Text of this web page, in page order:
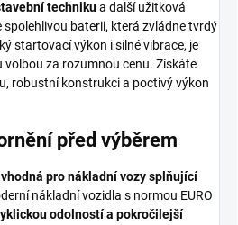
technikua další užitková
baterii, která zvládne tvrdý
startovací výkon i silné vibrace, je
volbou za rozumnou cenu. Získáte
robustní konstrukci a poctivý výkon
před výběrem
vhodná pro nákladní vozy splňující
nákladní vozidla s normou EURO
odolností a pokročilejší